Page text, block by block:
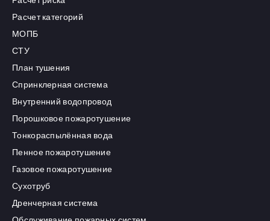
Расчет категорий
МОПБ
СТУ
План тушения
Спринклерная система
Внутренний водопровод
Порошковое пожаротушение
Тонкораспылённая вода
Пенное пожаротушение
Газовое пожаротушение
Сухотруб
Дренчерная система